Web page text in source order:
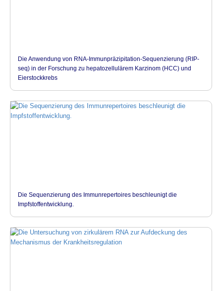
Die Anwendung von RNA-Immunpräzipitation-Sequenzierung (RIP-
seq) in der Forschung zu hepatozellulärem Karzinom (HCC) und
Eierstockkrebs
Die Sequenzierung des Immunrepertoires beschleunigt die
Impfstoffentwicklung.